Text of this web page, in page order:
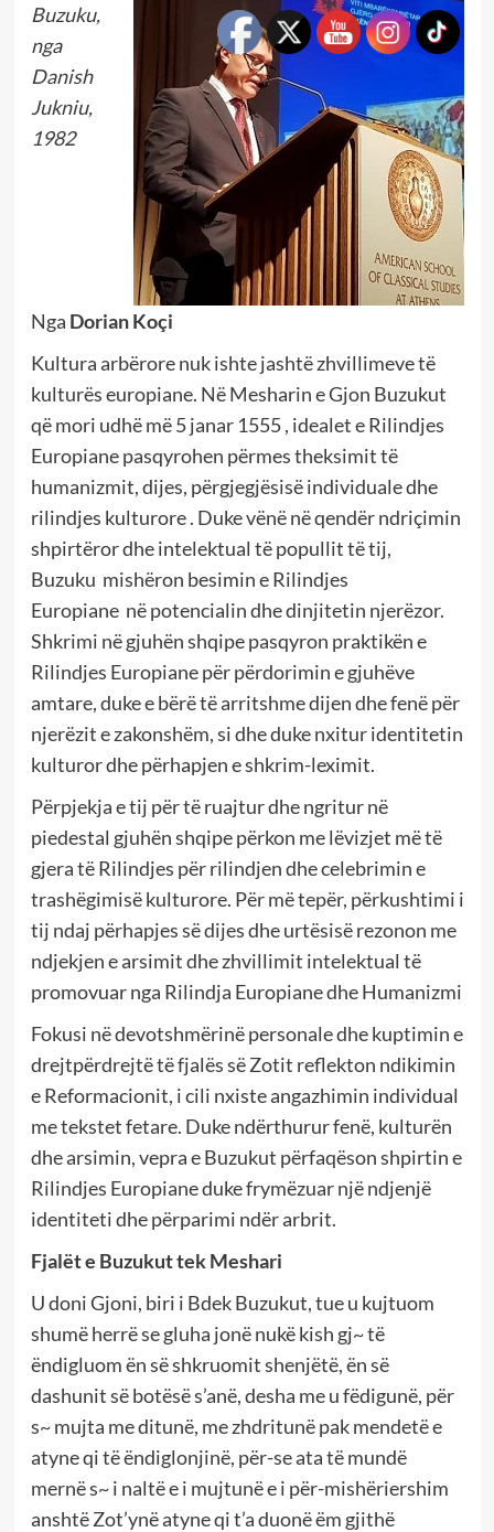
Buzuku,
nga
Danish
Jukniu,
1982
Nga Dorian Koçi
Kultura arbërore nuk ishte jashtë zhvillimeve të
kulturës europiane. Në Mesharin e Gjon Buzukut
që mori udhë më 5 janar 1555 , idealet e Rilindjes
Europiane pasqyrohen përmes theksimit të
humanizmit, dijes, përgjegjësisë individuale dhe
rilindjes kulturore . Duke vënë në qendër ndriçimin
shpirtëror dhe intelektual të popullit të tij,
Buzuku mishëron besimin e Rilindjes
Europiane në potencialin dhe dinjitetin njerëzor.
Shkrimi në gjuhën shqipe pasqyron praktikën e
Rilindjes Europiane për përdorimin e gjuhëve
amtare, duke e bërë të arritshme dijen dhe fenë për
njerëzit e zakonshëm, si dhe duke nxitur identitetin
kulturor dhe përhapjen e shkrim-leximit.
Përpjekja e tij për të ruajtur dhe ngritur në
piedestal gjuhën shqipe përkon me lëvizjet më të
gjera të Rilindjes për rilindjen dhe celebrimin e
trashëgimisë kulturore. Për më tepër, përkushtimi i
tij ndaj përhapjes së dijes dhe urtësisë rezonon me
ndjekjen e arsimit dhe zhvillimit intelektual të
promovuar nga Rilindja Europiane dhe Humanizmi
Fokusi në devotshmërinë personale dhe kuptimin e
drejtpërdrejtë të fjalës së Zotit reflekton ndikimin
e Reformacionit, i cili nxiste angazhimin individual
me tekstet fetare. Duke ndërthurur fenë, kulturën
dhe arsimin, vepra e Buzukut përfaqëson shpirtin e
Rilindjes Europiane duke frymëzuar një ndjenjë
identiteti dhe përparimi ndër arbrit.
Fjalët e Buzukut tek Meshari
U doni Gjoni, biri i Bdek Buzukut, tue u kujtuom
shumë herrë se gluha jonë nukë kish gj~ të
ëndigluom ën së shkruomit shenjëtë, ën së
dashunit së botësë s’anë, desha me u fëdigunë, për
s~ mujta me ditunë, me zhdritunë pak mendetë e
atyne qi të ëndiglonjinë, për-se ata të mundë
mernë s~ i naltë e i mujtunë e i për-mishëriershim
anshtë Zot’ynë atyne qi t’a duonë ëm gjithë